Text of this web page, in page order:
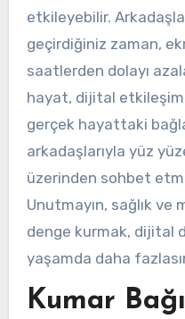
etkileyebilir.
geçirdiğiniz zaman,
saatlerden dolayı
hayat, dijital
gerçek hayattaki
arkadaşlarıyla yüz
üzerinden sohbet
Unutmayın, sağlık ve
denge kurmak, dijital
yaşamda daha
Kumar